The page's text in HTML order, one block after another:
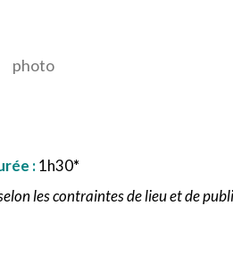
photo
:1h30*
les contraintes de lieu et de